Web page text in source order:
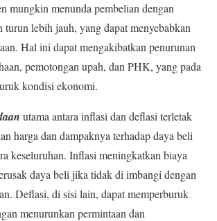
mungkin menunda pembelian dengan
turun lebih jauh, yang dapat menyebabkan
Hal ini dapat mengakibatkan penurunan
pemotongan upah, dan PHK, yang pada
kondisi ekonomi.
utama antara inflasi dan deflasi terletak
harga dan dampaknya terhadap daya beli
keseluruhan. Inflasi meningkatkan biaya
daya beli jika tidak di imbangi dengan
Deflasi, di sisi lain, dapat memperburuk
menurunkan permintaan dan